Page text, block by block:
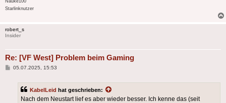
Nauke100
Starlinknutzer
robert_s
Insider
Re: [VF West] Problem beim Gaming
Beitrag
05.07.2025, 15:53
KabelLeid hat geschrieben:
Nach dem Neustart lief es aber wieder besser. Ich kenne das (seit